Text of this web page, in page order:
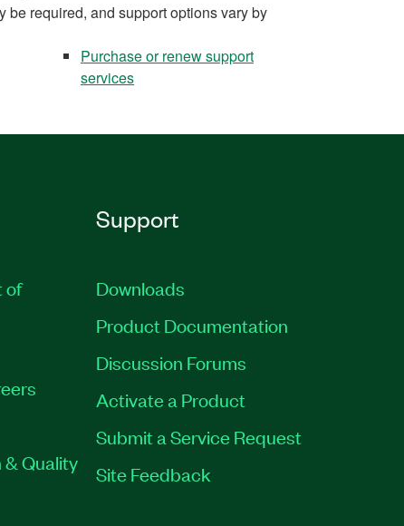
be required, and support options vary by
Purchase or renew support
services
of
& Quality
Support
Downloads
Product Documentation
Discussion Forums
Activate a Product
Submit a Service Request
Site Feedback